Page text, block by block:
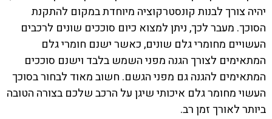
יהיה צורך לבנות קונסטרקוציה מיוחדת במקום להתקנת
הסוכך. מעבר לכך, ניתן למצוא כיום סוככים שונים לרכבים
העשויים מחומרי גלם שונים, כאשר ישנם חומרי גלם
המתאימים לצורך הגנה מפני השמש בלבד וישנם סוככים
המתאימים להגנה גם מפני הגשם. חשוב מאוד לבחור בסוכך
העשוי מחומר גלם איכותי שיגן על הרכב שלכם בצורה הטובה
ביותר לאורך זמן רב.